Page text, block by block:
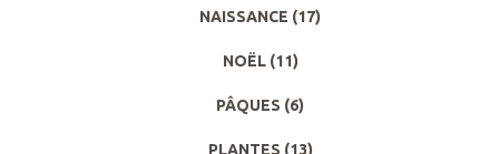
NAISSANCE (17)
NOËL (11)
PÂQUES (6)
PLANTES (13)